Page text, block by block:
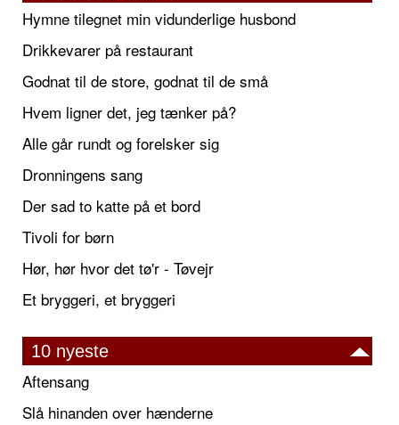
Hymne tilegnet min vidunderlige husbond
Drikkevarer på restaurant
Godnat til de store, godnat til de små
Hvem ligner det, jeg tænker på?
Alle går rundt og forelsker sig
Dronningens sang
Der sad to katte på et bord
Tivoli for børn
Hør, hør hvor det tø'r - Tøvejr
Et bryggeri, et bryggeri
10 nyeste
Aftensang
Slå hinanden over hænderne